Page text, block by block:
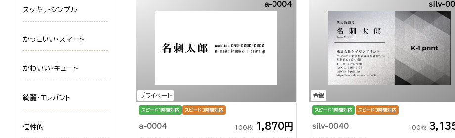
プライベート
a-0004
スピード1時間対応 スピード3時間対応
a-0004 100枚 1,870円
金銀
silv-
スピード1時間対応 スピード3時間対応
silv-0040 100枚
スッキリ・シンプル
かっこいい・スマート
かわいい・キュート
綺麗・エレガント
個性的